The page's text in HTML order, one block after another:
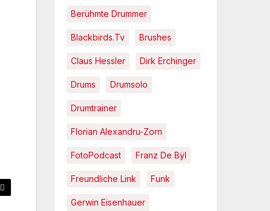
Berühmte Drummer
Blackbirds.tv Brushes
Claus Hessler Dirk Erchinger
Drums Drumsolo
Drumtrainer
Florian Alexandru-Zorn
FotoPodcast Franz De Bÿl
Freundliche Link Funk
Gerwin Eisenhauer